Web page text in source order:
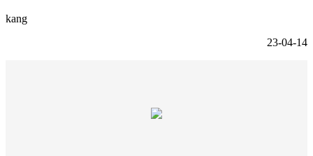
kang
23-04-14